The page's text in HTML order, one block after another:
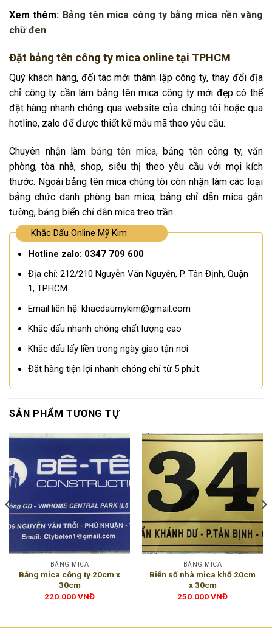
Xem thêm: Bảng tên mica công ty bằng mica nền vàng
chữ đen
Đặt bảng tên công ty mica online tại TPHCM
Quý khách hàng, đối tác mới thành lập công ty, thay đổi địa
chỉ công ty cần làm bảng tên mica công ty mới đẹp có thể
đặt hàng nhanh chóng qua website của chúng tôi hoặc qua
hotline, zalo để được thiết kế mẫu mã theo yêu cầu.
Chuyên nhận làm bảng tên mica, bảng tên công ty, văn
phòng, tòa nhà, shop, siêu thị theo yêu cầu với mọi kích
thước. Ngoài bảng tên mica chúng tôi còn nhận làm các loại
bảng chức danh phòng ban mica, bảng chỉ dẫn mica gắn
tường, bảng biển chỉ dẫn mica treo trần..
Khắc Dấu Online Mỹ Kim
Hotline zalo: 0347 709 600
Địa chỉ: 212/210 Nguyễn Văn Nguyễn, P. Tân Định, Quận
1, TPHCM.
Email liên hệ: khacdaumykim@gmail.com
Khắc dấu nhanh chóng chất lượng cao
Khắc dấu lấy liền trong ngày giao tận nơi
Đặt hàng tiện lợi nhanh chóng chỉ từ 5 phút.
SẢN PHẨM TƯƠNG TỰ
BẢNG MICA
Bảng mica công ty 20cm x
30cm
220.000VNĐ
BẢNG MICA
Biển số nhà mica khổ 20cm
x 30cm
250.000VNĐ